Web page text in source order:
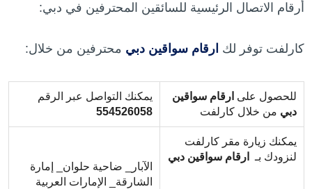
أرقام الاتصال الرئيسية للسائقين المحترفين في دبي:
كارلفت توفر لك ارقام سواقين دبي محترفين من خلال:
للحصول على ارقام سواقين
دبي من خلال كارلفت
يمكنك التواصل عبر الرقم
554526058
يمكنك زيارة مقر كارلفت
لنزودك بـ
ارقام سواقين دبي
الآبار_ ضاحية حلوان_ إمارة
الشارقة_ الإمارات العربية